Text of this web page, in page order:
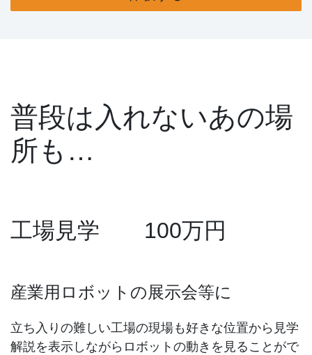
普段は入れないあの場
所も…
工場見学 100万円
産業用ロボットの展示会等に
立ち入りの難しい工場の現場も好きな位置から見学
解説を表示しながらロボットの動きを見ることがで